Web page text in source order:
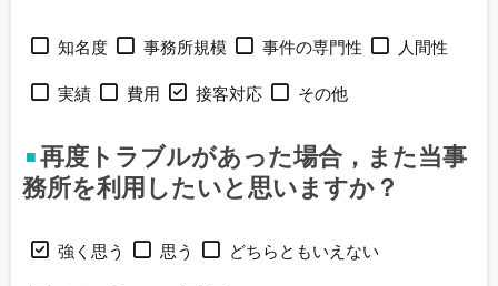
知名度 事務所規模 事件の専門性 人間性
実績 費用 接客対応 その他
再度トラブルがあった場合，また当事
務所を利用したいと思いますか？
強く思う 思う どちらともいえない